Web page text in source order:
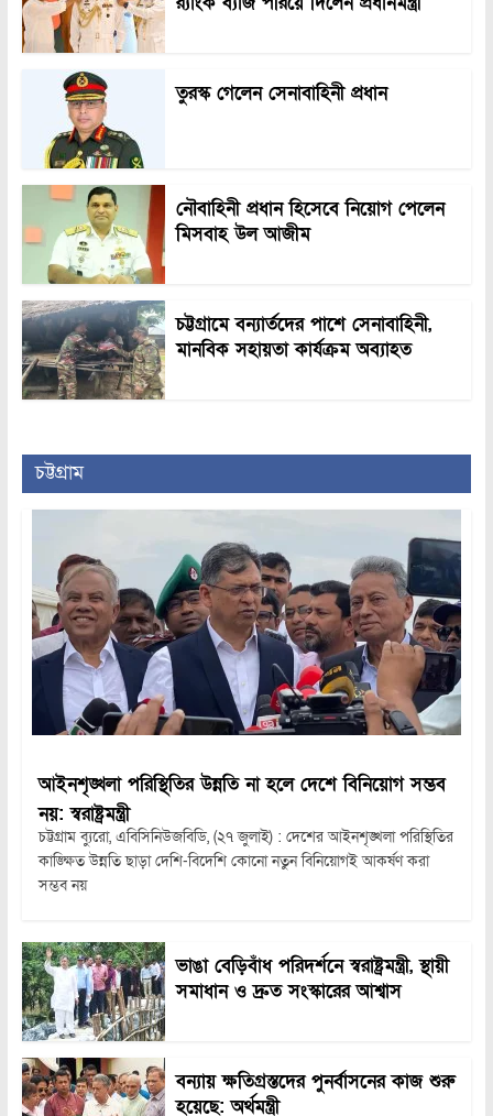
তুরস্ক গেলেন সেনাবাহিনী প্রধান
নৌবাহিনী প্রধান হিসেবে নিয়োগ পেলেন
মিসবাহ উল আজীম
চট্টগ্রামে বন্যার্তদের পাশে সেনাবাহিনী,
মানবিক সহায়তা কার্যক্রম অব্যাহত
চট্টগ্রাম
আইনশৃঙ্খলা পরিস্থিতির উন্নতি না হলে দেশে বিনিয়োগ সম্ভব
নয়: স্বরাষ্ট্রমন্ত্রী
চট্টগ্রাম ব্যুরো, এবিসিনিউজবিডি, (২৭ জুলাই) : দেশের আইনশৃঙ্খলা পরিস্থিতির
কাঙ্ক্ষিত উন্নতি ছাড়া দেশি-বিদেশি কোনো নতুন বিনিয়োগই আকর্ষণ করা
সম্ভব নয়
ভাঙা বেড়িবাঁধ পরিদর্শনে স্বরাষ্ট্রমন্ত্রী, স্থায়ী
সমাধান ও দ্রুত সংস্কারের আশ্বাস
বন্যায় ক্ষতিগ্রস্তদের পুনর্বাসনের কাজ শুরু
হয়েছে: অর্থমন্ত্রী